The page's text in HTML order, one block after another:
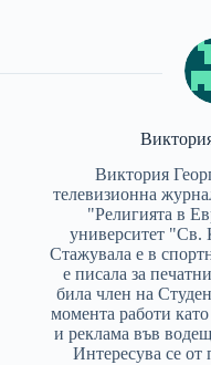
Виктория
телевизионна
"Религията в
университет
Стажувала е в
е писала за
била член на
момента работи
и реклама във
Интересува се от